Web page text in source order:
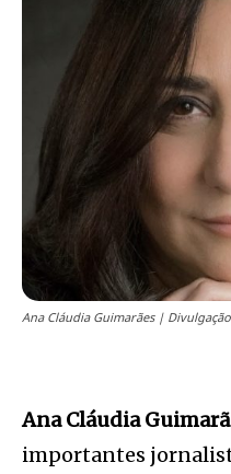
Ana Cláudia Guimarães | Divulgação
Ana Cláudia
importantes